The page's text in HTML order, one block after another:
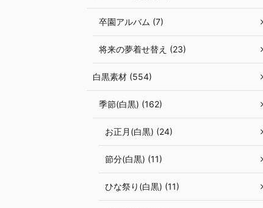
卒園アルバム (7)
将来の夢着せ替え (23)
白黒素材 (554)
季節(白黒) (162)
お正月(白黒) (24)
節分(白黒) (11)
ひな祭り(白黒) (11)